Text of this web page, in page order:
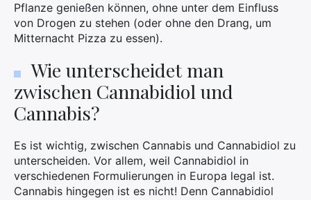
Pflanze genießen können, ohne unter dem Einfluss
von Drogen zu stehen (oder ohne den Drang, um
Mitternacht Pizza zu essen).
Wie unterscheidet man
zwischen Cannabidiol und
Cannabis?
Es ist wichtig, zwischen Cannabis und Cannabidiol zu
unterscheiden. Vor allem, weil Cannabidiol in
verschiedenen Formulierungen in Europa legal ist.
Cannabis hingegen ist es nicht! Denn Cannabidiol
×